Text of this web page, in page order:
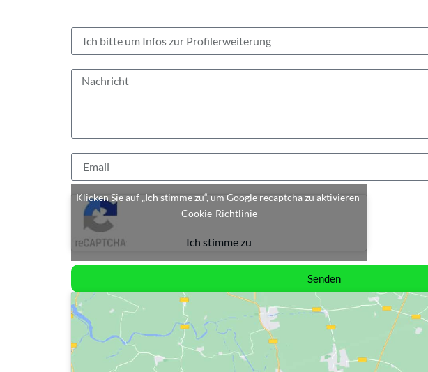
Klicken Sie auf „Ich stimme zu“, um Google recaptcha zu aktivieren
Cookie-Richtlinie
Ich stimme zu
Senden